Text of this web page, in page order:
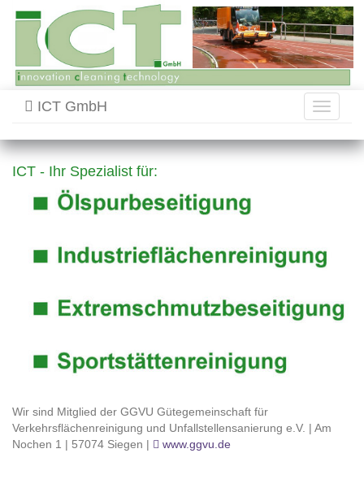
Toggle
ICT GmbH
ICT - Ihr Spezialist für:
Wir sind Mitglied der GGVU Gütegemeinschaft für
Verkehrsflächenreinigung und Unfallstellensanierung e.V. | Am
Nochen 1 | 57074 Siegen |
www.ggvu.de